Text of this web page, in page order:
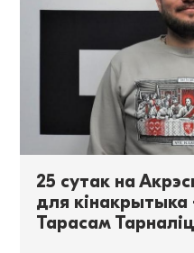
25 сутак на
для
Тарасам